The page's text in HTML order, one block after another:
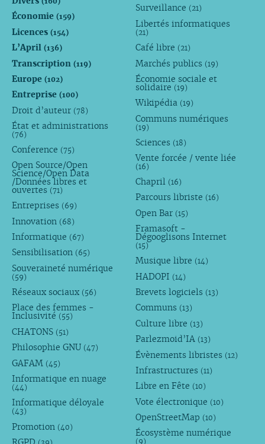
Économie (159)
Licences (154)
L’April (136)
Transcription (119)
Europe (102)
Entreprise (100)
Droit d’auteur (78)
État et administrations
(76)
Conference (75)
Open Source/Open
Science/Open Data
/Données libres et
ouvertes (71)
Entreprises (69)
Innovation (68)
Informatique (67)
Sensibilisation (65)
Souveraineté numérique
(59)
Réseaux sociaux (56)
Place des femmes -
Inclusivité (55)
CHATONS (51)
Philosophie GNU (47)
GAFAM (45)
Informatique en nuage
(44)
Informatique déloyale
(43)
Promotion (40)
Surveillance (21)
Libertés informatiques
(21)
Café libre (21)
Marchés publics (19)
Économie sociale et
solidaire (19)
Wikipédia (19)
Communs numériques
(19)
Sciences (18)
Vente forcée / vente liée
(16)
Chapril (16)
Parcours libriste (16)
Open Bar (15)
Framasoft -
Dégooglisons Internet
(15)
Musique libre (14)
HADOPI (14)
Brevets logiciels (13)
Communs (13)
Culture libre (13)
Parlezmoid’IA (13)
Évènements libristes (12)
Infrastructures (11)
Libre en Fête (10)
Vote électronique (10)
OpenStreetMap (10)
Écosystème numérique
(9)